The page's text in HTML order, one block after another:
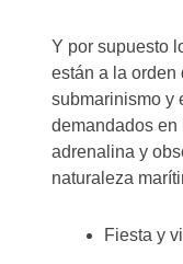
Y por supuesto
están a la orden
submarinismo y
demandados
adrenalina y
naturaleza
Fiesta y